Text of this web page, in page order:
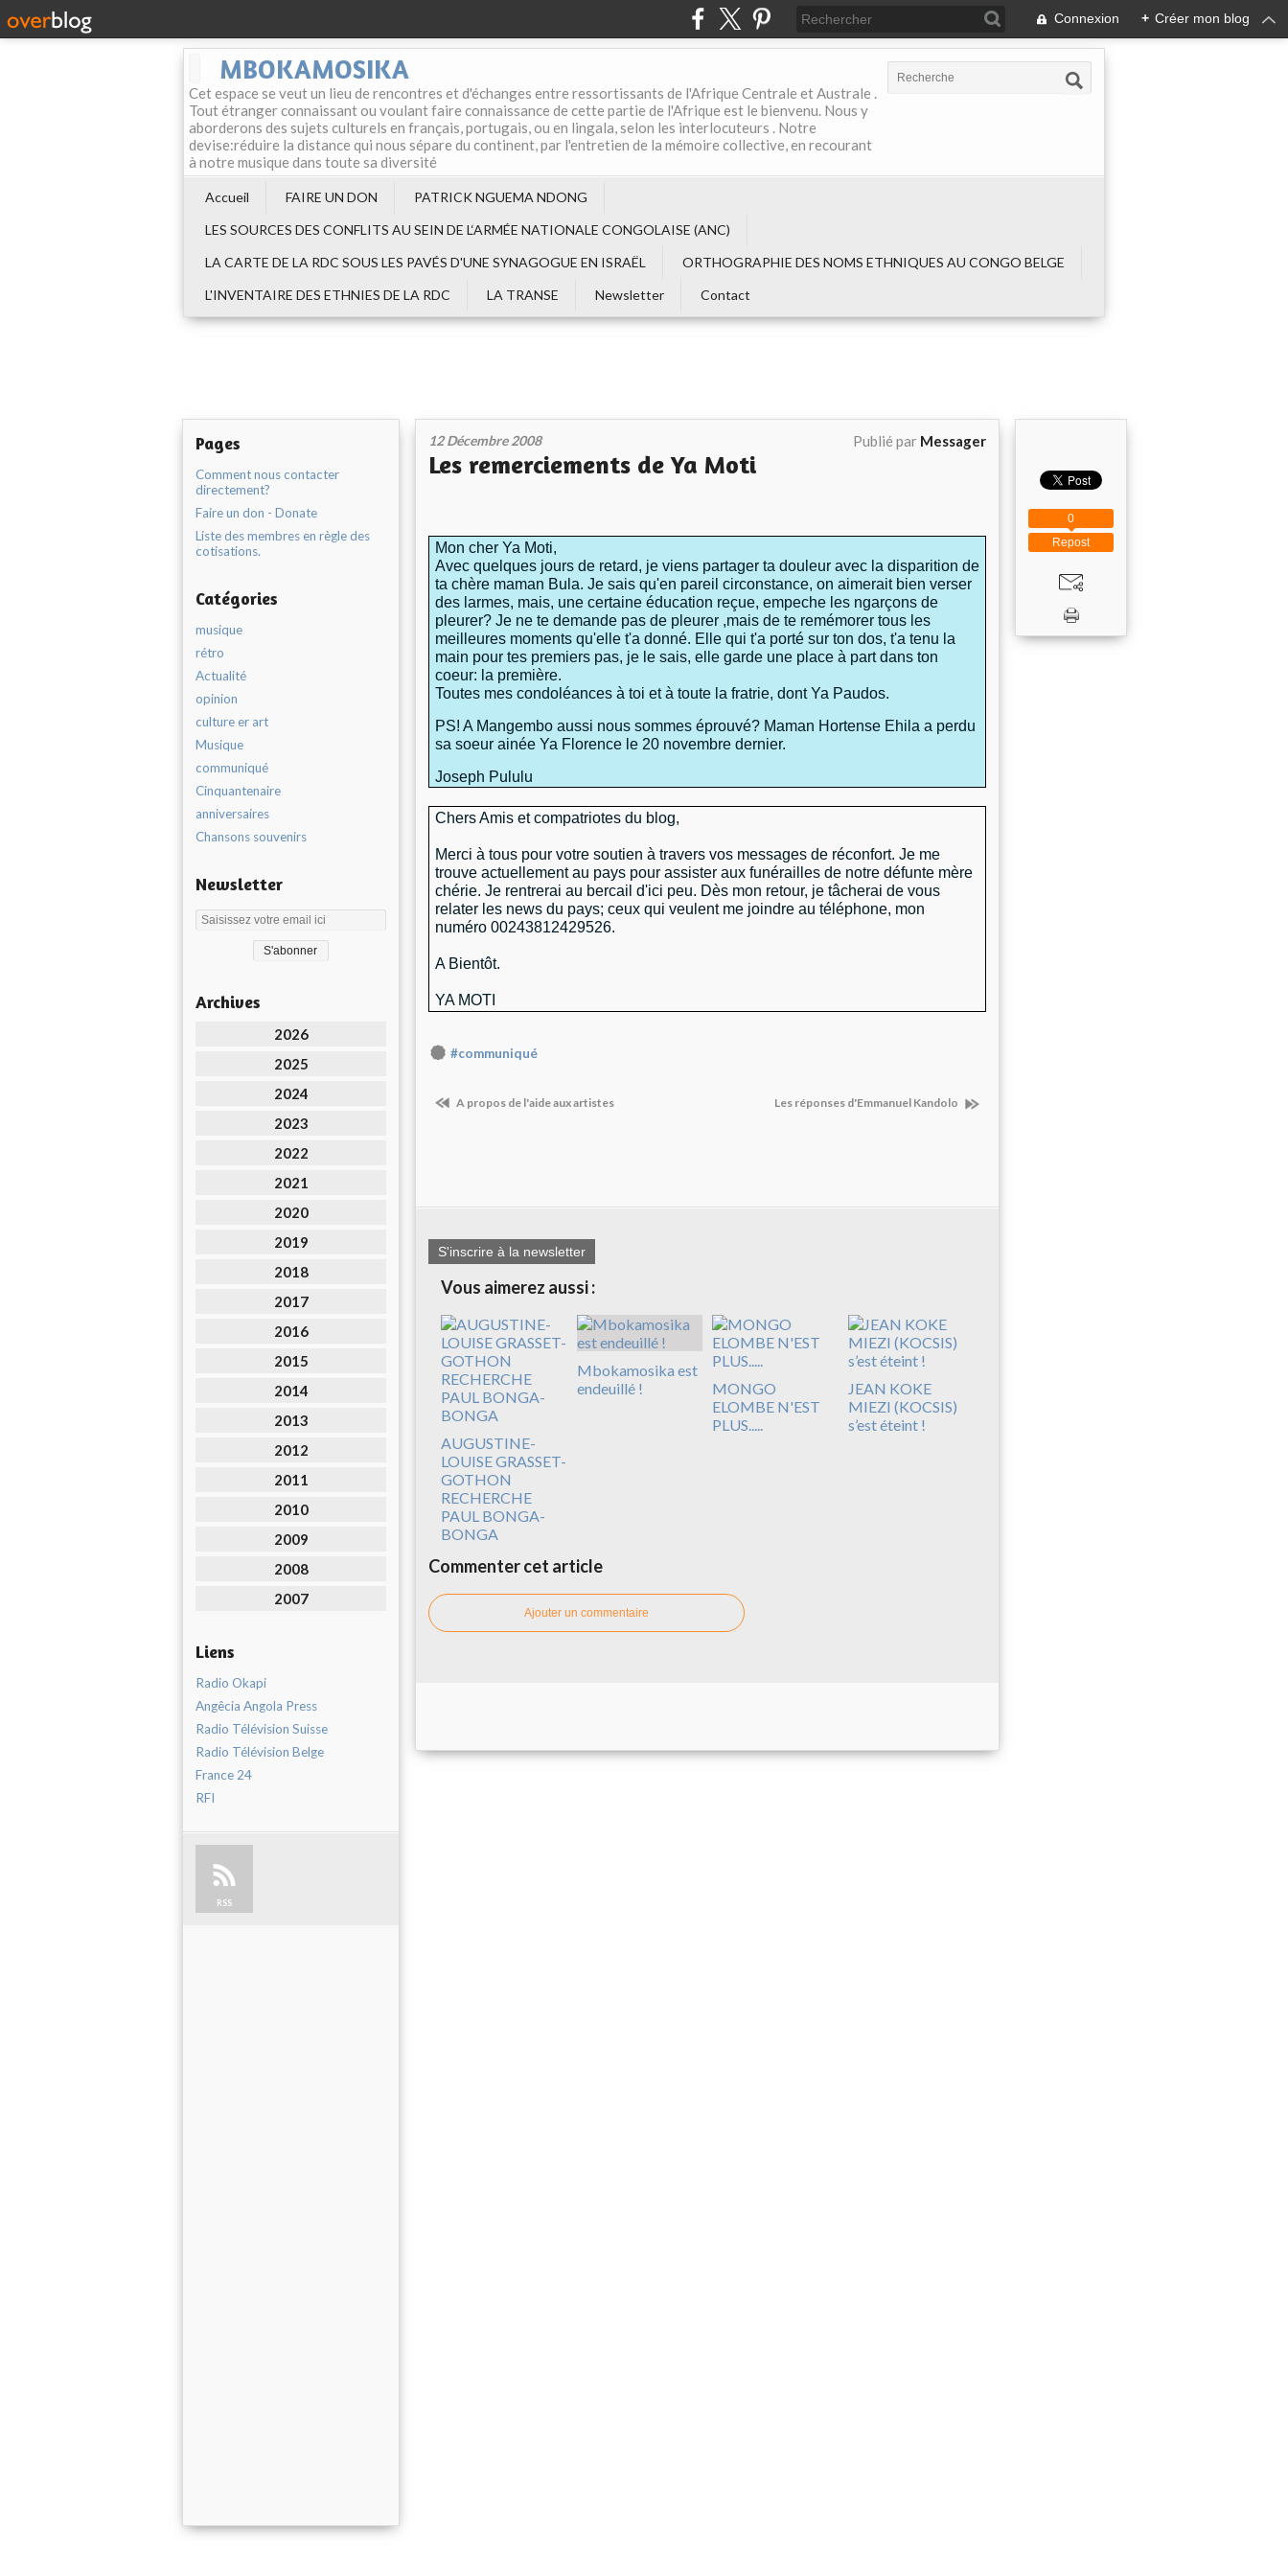
Connexion + Créer mon blog
MBOKAMOSIKA
Cet espace se veut un lieu de rencontres et d'échanges entre ressortissants de l'Afrique Centrale et Australe .
Tout étranger connaissant ou voulant faire connaissance de cette partie de l'Afrique est le bienvenu. Nous y
aborderons des sujets culturels en français, portugais, ou en lingala, selon les interlocuteurs . Notre
devise:réduire la distance qui nous sépare du continent, par l'entretien de la mémoire collective, en recourant
à notre musique dans toute sa diversité
Accueil FAIRE UN DON
PATRICK NGUEMA NDONG
LES SOURCES DES CONFLITS AU SEIN DE L‘ARMÉE NATIONALE CONGOLAISE (ANC)
LA CARTE DE LA RDC SOUS LES PAVÉS D'UNE SYNAGOGUE EN ISRAËL
ORTHOGRAPHIE DES NOMS ETHNIQUES AU CONGO BELGE
L'INVENTAIRE DES ETHNIES DE LA RDC
LA TRANSE Newsletter Contact
Pages
Comment nous contacter
directement?
Faire un don - Donate
Liste des membres en règle des
cotisations.
Catégories
musique
rétro
Actualité
opinion
culture er art
Musique
communiqué
Cinquantenaire
anniversaires
Chansons souvenirs
Newsletter
Archives
2026
2025
2024
2023
2022
2021
2020
2019
2018
2017
2016
2015
2014
2013
2012
2011
2010
2009
2008
2007
Liens
Radio Okapi
Angêcia Angola Press
Radio Télévision Suisse
Radio Télévision Belge
France 24
RFI
RSS
12 Décembre 2008 Publié par Messager
Les remerciements de Ya Moti
Mon cher Ya Moti,
Avec quelques jours de retard, je viens partager ta douleur avec la disparition de
ta chère maman Bula. Je sais qu'en pareil circonstance, on aimerait bien verser
des larmes, mais, une certaine éducation reçue, empeche les ngarçons de
pleurer? Je ne te demande pas de pleurer ,mais de te remémorer tous les
meilleures moments qu'elle t'a donné. Elle qui t'a porté sur ton dos, t'a tenu la
main pour tes premiers pas, je le sais, elle garde une place à part dans ton
coeur: la première.
Toutes mes condoléances à toi et à toute la fratrie, dont Ya Paudos.
PS! A Mangembo aussi nous sommes éprouvé? Maman Hortense Ehila a perdu
sa soeur ainée Ya Florence le 20 novembre dernier.
Joseph Pululu
Chers Amis et compatriotes du blog,
Merci à tous pour votre soutien à travers vos messages de réconfort. Je me
trouve actuellement au pays pour assister aux funérailles de notre défunte mère
chérie. Je rentrerai au bercail d'ici peu. Dès mon retour, je tâcherai de vous
relater les news du pays; ceux qui veulent me joindre au téléphone, mon
numéro 00243812429526.
A Bientôt.
YA MOTI
#communiqué
A propos de l'aide aux artistes Les réponses d'Emmanuel Kandolo
S'inscrire à la newsletter
Vous aimerez aussi :
AUGUSTINE-
LOUISE GRASSET-
GOTHON
RECHERCHE
PAUL BONGA-
BONGA
Mbokamosika est
endeuillé !
MONGO
ELOMBE N'EST
PLUS.....
JEAN KOKE
MIEZI (KOCSIS)
s’est éteint !
Commenter cet article
Ajouter un commentaire
Repost
0